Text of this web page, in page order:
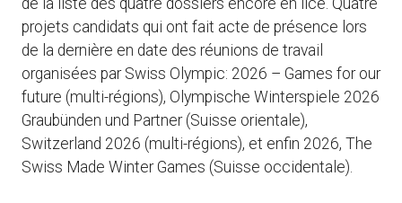
projets candidats qui ont fait acte de présence lors
de la dernière en date des réunions de travail
organisées par Swiss Olympic: 2026 – Games for our
future (multi-régions), Olympische Winterspiele 2026
Graubünden und Partner (Suisse orientale),
Switzerland 2026 (multi-régions), et enfin 2026, The
Swiss Made Winter Games (Suisse occidentale).